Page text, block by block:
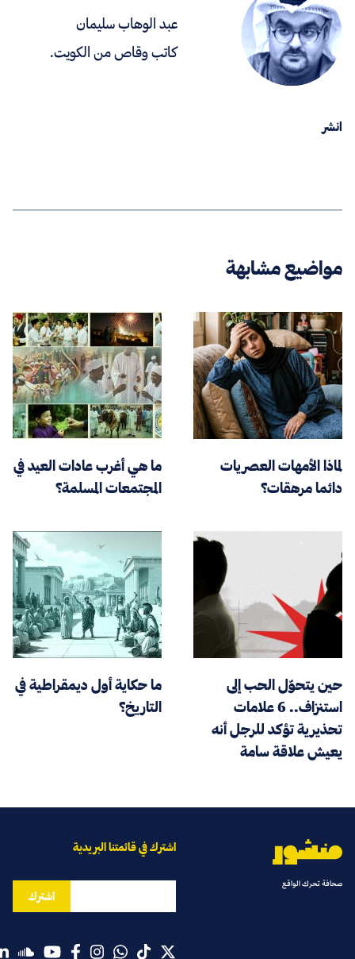
عبد الوهاب سليمان
كاتب وقاص من الكويت.
انشر
مواضيع مشابهة
لماذا الأمهات العصريات
دائما مرهقات؟
ما هي أغرب عادات العيد في
المجتمعات المسلمة؟
حين يتحوّل الحب إلى
استنزاف.. 6 علامات
تحذيرية تؤكد للرجل أنه
يعيش علاقة سامة
ما حكاية أول ديمقراطية في
التاريخ؟
صحافة تحرك الواقع
اشترك في قائمتنا البريدية
اشترك